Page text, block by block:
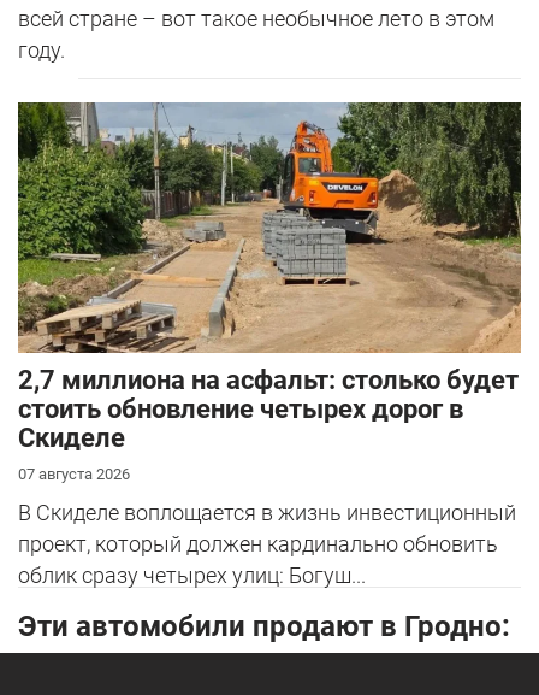
всей стране – вот такое необычное лето в этом
году.
2,7 миллиона на асфальт: столько будет
стоить обновление четырех дорог в
Скиделе
07 августа 2026
В Скиделе воплощается в жизнь инвестиционный
проект, который должен кардинально обновить
облик сразу четырех улиц: Богуш...
Эти автомобили продают в Гродно: